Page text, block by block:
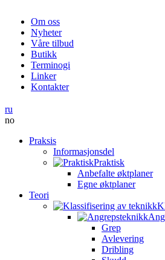
Om oss
Nyheter
Våre tilbud
Butikk
Terminogi
Linker
Kontakter
ru
no
Praksis
Informasjonsdel
Praktisk
Anbefalte øktplaner
Egne øktplaner
Teori
Grep
Avlevering
Dribling